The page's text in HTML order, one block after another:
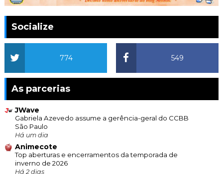
Socialize
549
774
As parcerias
JWave
Gabriela Azevedo assume a gerência-geral do CCBB
São Paulo
Há um dia
Animecote
Top aberturas e encerramentos da temporada de
inverno de 2026
Há 2 dias